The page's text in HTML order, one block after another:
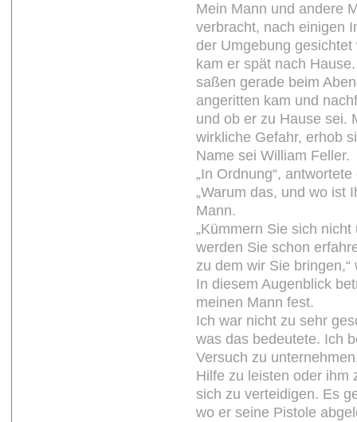
Mein Mann und andere
verbracht, nach einigen
der Umgebung
kam er spät nach
saßen gerade beim
angeritten kam und
und ob er zu Hause sei.
wirkliche Gefahr, erhob
Name sei William Feller.
„In Ordnung“,
„Warum das, und wo ist
Mann.
„Kümmern Sie sich nicht
werden Sie schon
zu dem wir Sie
In diesem Augenblick
meinen Mann fest.
Ich war nicht zu sehr
was das bedeutete. Ich
Versuch zu
Hilfe zu leisten oder ihm
sich zu verteidigen. Es
wo er seine Pistole